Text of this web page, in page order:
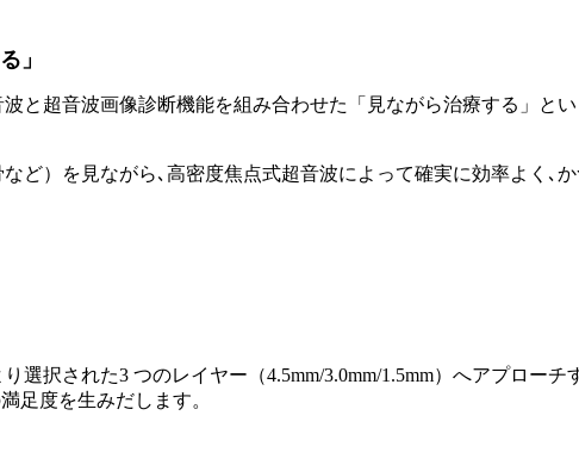
」
と超音波画像診断機能を組み合わせた「見ながら治療する」と
ど）を見ながら､高密度焦点式超音波によって確実に効率よく､
選択された3 つのレイヤー（4.5mm/3.0mm/1.5mm）へアプローチ
足度を生みだします。